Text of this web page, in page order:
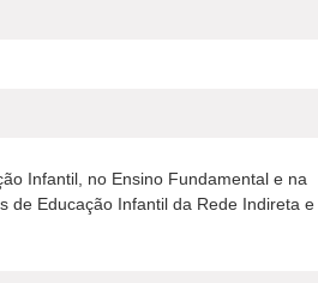
Infantil, no Ensino Fundamental e na
de Educação Infantil da Rede Indireta e